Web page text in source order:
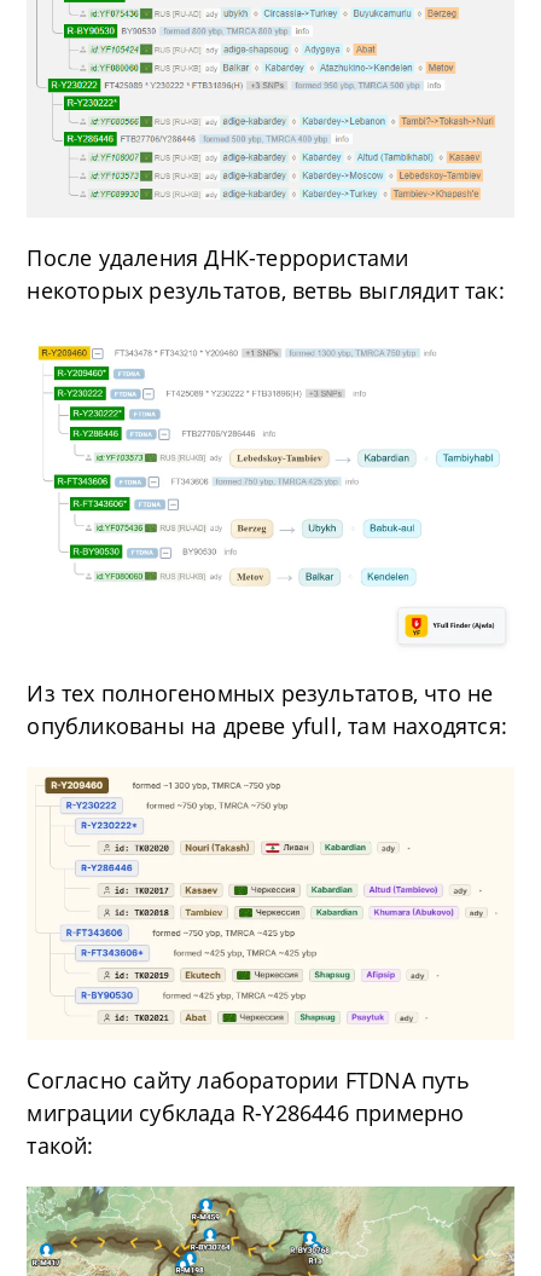
После удаления ДНК-террористами
некоторых результатов, ветвь выглядит так:
Из тех полногеномных результатов, что не
опубликованы на древе yfull, там находятся:
Согласно сайту лаборатории FTDNA путь
миграции субклада R-Y286446 примерно
такой: